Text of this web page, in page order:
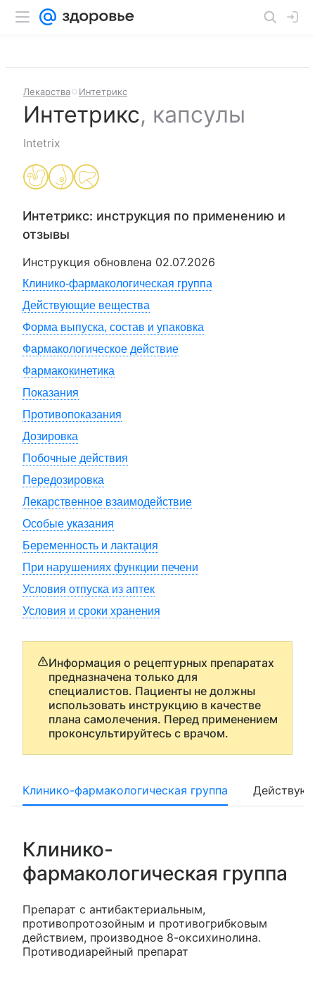
Лекарства Интетрикс
Интетрикс, капсулы
Intetrix
Интетрикс: инструкция по применению и
отзывы
Инструкция обновлена 02.07.2026
Клинико-фармакологическая группа
Действующие вещества
Форма выпуска, состав и упаковка
Фармакологическое действие
Фармакокинетика
Показания
Противопоказания
Дозировка
Побочные действия
Передозировка
Лекарственное взаимодействие
Особые указания
Беременность и лактация
При нарушениях функции печени
Условия отпуска из аптек
Условия и сроки хранения
Информация о рецептурных препаратах
предназначена только для
специалистов. Пациенты не должны
использовать инструкцию в качестве
плана самолечения. Перед применением
проконсультируйтесь с врачом.
Клинико-фармакологическая группа
Клинико-
фармакологическая группа
Препарат с антибактериальным,
противопротозойным и противогрибковым
действием, производное 8-оксихинолина.
Противодиарейный препарат